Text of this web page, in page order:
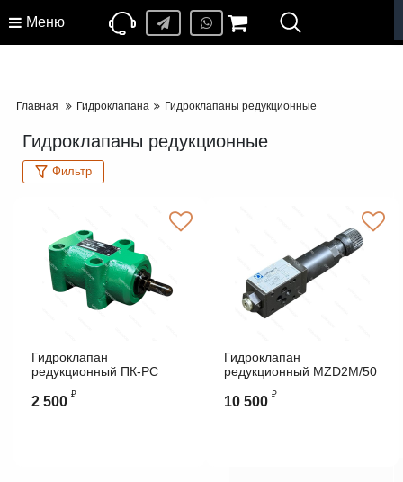
Меню
Главная Гидроклапана Гидроклапаны редукционные
Гидроклапаны редукционные
Фильтр
Гидроклапан
редукционный ПК-РС
2 500 ₽
Гидроклапан
редукционный MZD2M/50
10 500 ₽